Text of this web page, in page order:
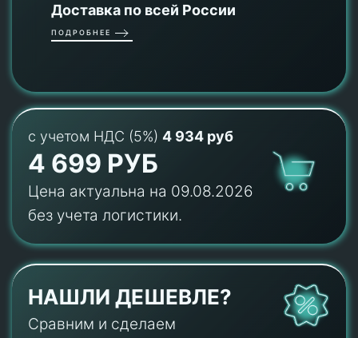
Доставка по всей России
ПОДРОБНЕЕ
с учетом НДС (5%) 4 934 руб
4 699 РУБ
Цена актуальна на 09.08.2026
без учета логистики.
НАШЛИ ДЕШЕВЛЕ?
Сравним и сделаем